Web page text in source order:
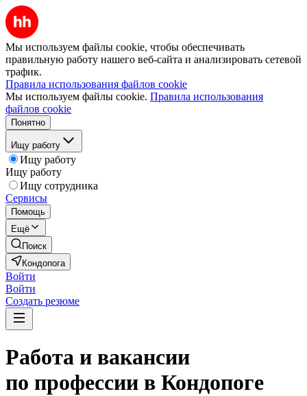
Мы используем файлы cookie, чтобы обеспечивать
правильную работу нашего веб-сайта и анализировать сетевой
трафик.
Правила использования файлов cookie
Мы используем файлы cookie. Правила использования
файлов cookie
Понятно
Ищу работу
Ищу работу
Ищу работу
Ищу сотрудника
Сервисы
Помощь
Ещё
Поиск
Кондопога
Войти
Войти
Создать резюме
Работа и вакансии
по профессии в Кондопоге